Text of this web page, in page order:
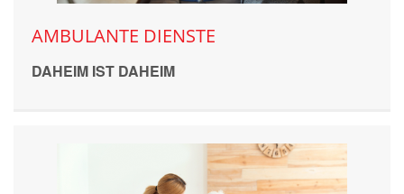
AMBULANTE DIENSTE
DAHEIM IST DAHEIM